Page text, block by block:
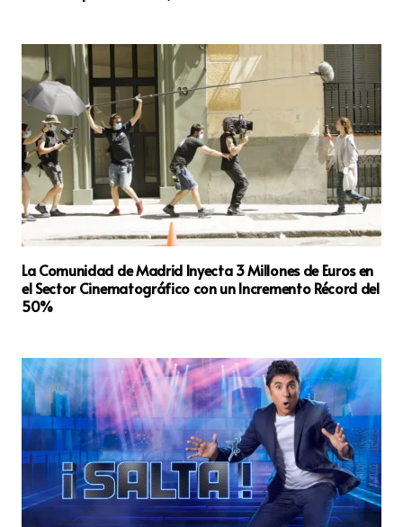
La Comunidad de Madrid Inyecta 3 Millones de Euros en
el Sector Cinematográfico con un Incremento Récord del
50%